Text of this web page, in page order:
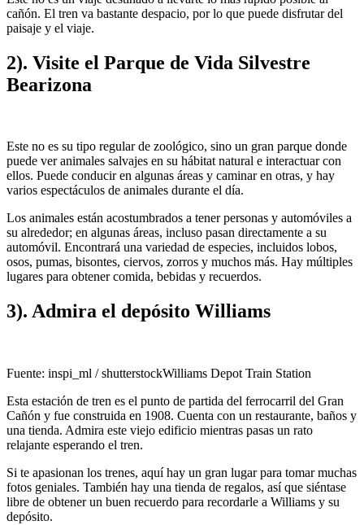
cañón. El tren va bastante despacio, por lo que puede disfrutar del
paisaje y el viaje.
2). Visite el Parque de Vida Silvestre
Bearizona
Este no es su tipo regular de zoológico, sino un gran parque donde
puede ver animales salvajes en su hábitat natural e interactuar con
ellos. Puede conducir en algunas áreas y caminar en otras, y hay
varios espectáculos de animales durante el día.
Los animales están acostumbrados a tener personas y automóviles a
su alrededor; en algunas áreas, incluso pasan directamente a su
automóvil. Encontrará una variedad de especies, incluidos lobos,
osos, pumas, bisontes, ciervos, zorros y muchos más. Hay múltiples
lugares para obtener comida, bebidas y recuerdos.
3). Admira el depósito Williams
Fuente: inspi_ml / shutterstockWilliams Depot Train Station
Esta estación de tren es el punto de partida del ferrocarril del Gran
Cañón y fue construida en 1908. Cuenta con un restaurante, baños y
una tienda. Admira este viejo edificio mientras pasas un rato
relajante esperando el tren.
Si te apasionan los trenes, aquí hay un gran lugar para tomar muchas
fotos geniales. También hay una tienda de regalos, así que siéntase
libre de obtener un buen recuerdo para recordarle a Williams y su
depósito.